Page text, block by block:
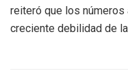
reiteró que los números
creciente debilidad de